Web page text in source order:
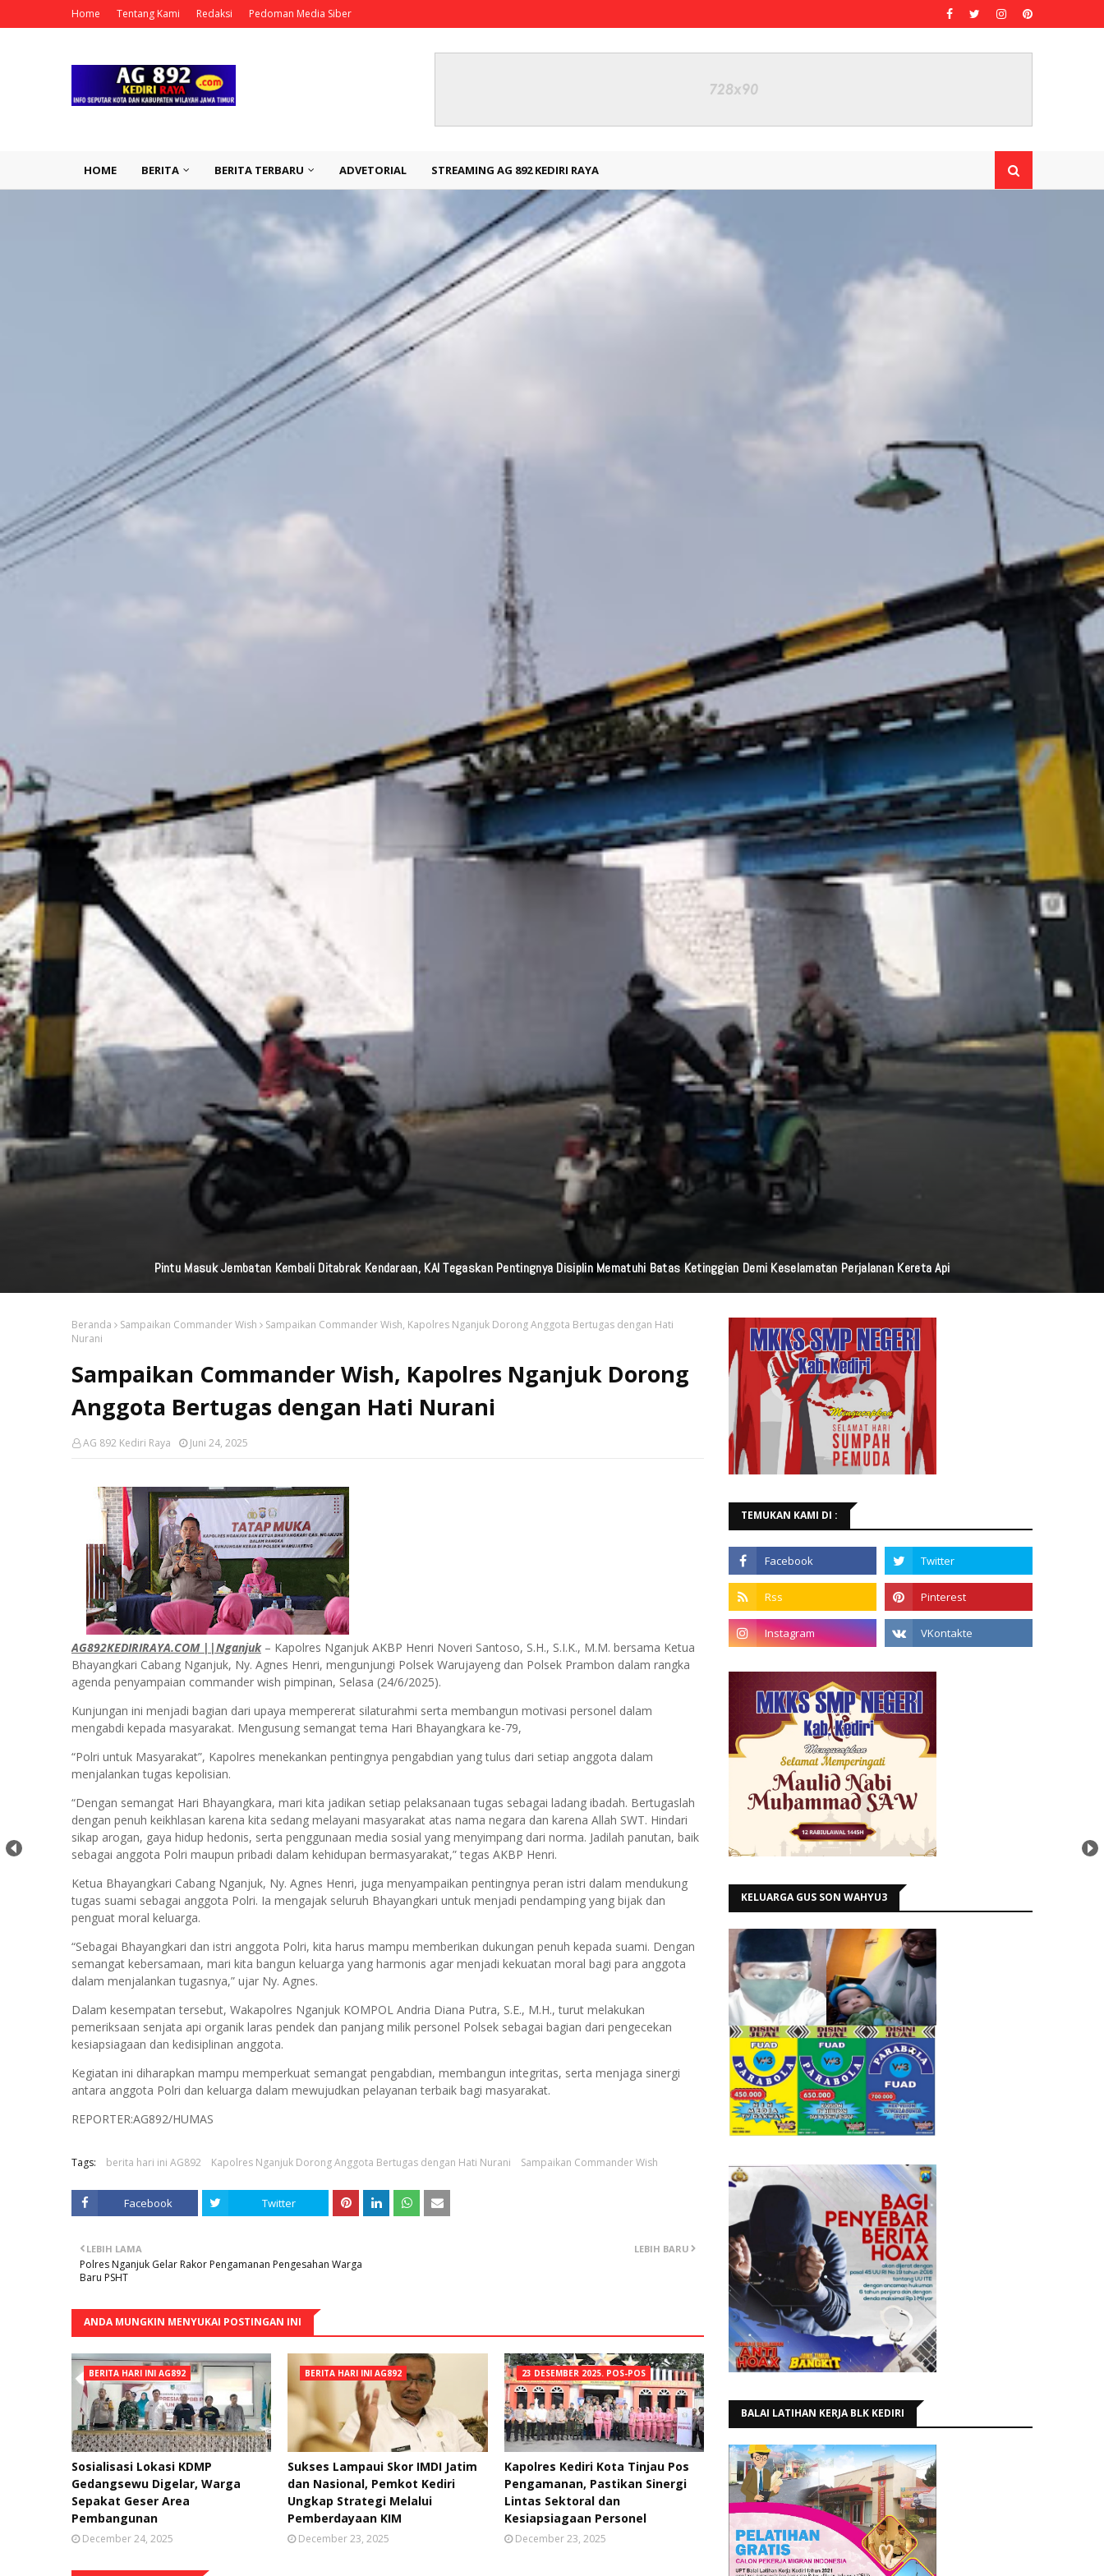
Home Tentang Kami Redaksi Pedoman Media Siber
HOME BERITA BERITA TERBARU ADVETORIAL STREAMING AG 892 KEDIRI RAYA
Perkuat Jaringan Media Nasional Dari Pulau Dewata Bali, Garuda TV Bali Dan Garuda FM Bali Resmi Diluncurkan
Beranda Sampaikan Commander Wish
Sampaikan Commander Wish, Kapolres Nganjuk Dorong Anggota Bertugas dengan Hati
Nurani
Sampaikan Commander Wish, Kapolres Nganjuk Dorong
Anggota Bertugas dengan Hati Nurani
AG 892 Kediri Raya Juni 24, 2025
AG892KEDIRIRAYA.COM ||Nganjuk– Kapolres Nganjuk AKBP Henri Noveri Santoso, S.H., S.I.K., M.M. bersama Ketua
Bhayangkari Cabang Nganjuk, Ny. Agnes Henri, mengunjungi Polsek Warujayeng dan Polsek Prambon dalam rangka
agenda penyampaian commander wish pimpinan, Selasa (24/6/2025).
Kunjungan ini menjadi bagian dari upaya mempererat silaturahmi serta membangun motivasi personel dalam
mengabdi kepada masyarakat. Mengusung semangat tema Hari Bhayangkara ke-79,
“Polri untuk Masyarakat”, Kapolres menekankan pentingnya pengabdian yang tulus dari setiap anggota dalam
menjalankan tugas kepolisian.
“Dengan semangat Hari Bhayangkara, mari kita jadikan setiap pelaksanaan tugas sebagai ladang ibadah. Bertugaslah
dengan penuh keikhlasan karena kita sedang melayani masyarakat atas nama negara dan karena Allah SWT. Hindari
sikap arogan, gaya hidup hedonis, serta penggunaan media sosial yang menyimpang dari norma. Jadilah panutan, baik
sebagai anggota Polri maupun pribadi dalam kehidupan bermasyarakat,” tegas AKBP Henri.
Ketua Bhayangkari Cabang Nganjuk, Ny. Agnes Henri, juga menyampaikan pentingnya peran istri dalam mendukung
tugas suami sebagai anggota Polri. Ia mengajak seluruh Bhayangkari untuk menjadi pendamping yang bijak dan
penguat moral keluarga.
“Sebagai Bhayangkari dan istri anggota Polri, kita harus mampu memberikan dukungan penuh kepada suami. Dengan
semangat kebersamaan, mari kita bangun keluarga yang harmonis agar menjadi kekuatan moral bagi para anggota
dalam menjalankan tugasnya,” ujar Ny. Agnes.
Dalam kesempatan tersebut, Wakapolres Nganjuk KOMPOL Andria Diana Putra, S.E., M.H., turut melakukan
pemeriksaan senjata api organik laras pendek dan panjang milik personel Polsek sebagai bagian dari pengecekan
kesiapsiagaan dan kedisiplinan anggota.
Kegiatan ini diharapkan mampu memperkuat semangat pengabdian, membangun integritas, serta menjaga sinergi
antara anggota Polri dan keluarga dalam mewujudkan pelayanan terbaik bagi masyarakat.
REPORTER:AG892/HUMAS
Tags: berita hari ini AG892 Kapolres Nganjuk Dorong Anggota Bertugas dengan Hati Nurani Sampaikan Commander Wish
Facebook Twitter
LEBIH BARU
LEBIH LAMA
Polres Nganjuk Gelar Rakor Pengamanan Pengesahan Warga
Baru PSHT
ANDA MUNGKIN MENYUKAI POSTINGAN INI
BERITA HARI INI AG892
Sosialisasi Lokasi KDMP
Gedangsewu Digelar, Warga
Sepakat Geser Area
Pembangunan
December 24, 2025
BERITA HARI INI AG892
Sukses Lampaui Skor IMDI Jatim
dan Nasional, Pemkot Kediri
Ungkap Strategi Melalui
Pemberdayaan KIM
December 23, 2025
23 DESEMBER 2025. POS-POS
Kapolres Kediri Kota Tinjau Pos
Pengamanan, Pastikan Sinergi
Lintas Sektoral dan
Kesiapsiagaan Personel
December 23, 2025
TEMUKAN KAMI DI :
KELUARGA GUS SON WAHYU3
BALAI LATIHAN KERJA BLK KEDIRI